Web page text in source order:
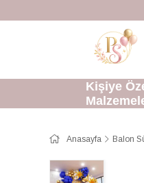
Kişiye
Anasayfa Balon